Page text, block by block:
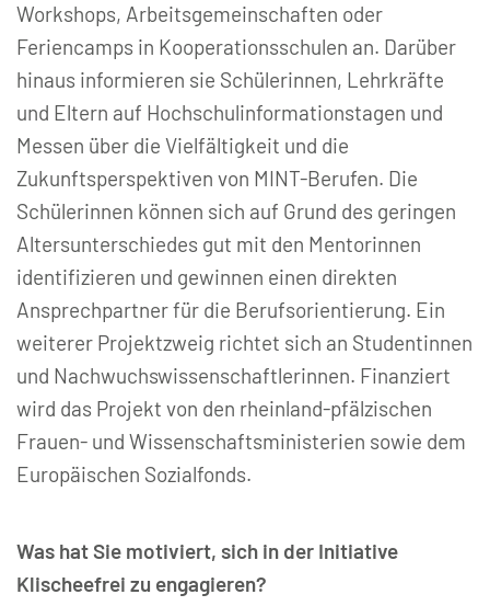
Workshops, Arbeitsgemeinschaften oder
Feriencamps in Kooperationsschulen an. Darüber
hinaus informieren sie Schülerinnen, Lehrkräfte
und Eltern auf Hochschulinformationstagen und
Messen über die Vielfältigkeit und die
Zukunftsperspektiven von MINT-Berufen. Die
Schülerinnen können sich auf Grund des geringen
Altersunterschiedes gut mit den Mentorinnen
identifizieren und gewinnen einen direkten
Ansprechpartner für die Berufsorientierung. Ein
weiterer Projektzweig richtet sich an Studentinnen
und Nachwuchswissenschaftlerinnen. Finanziert
wird das Projekt von den rheinland-pfälzischen
Frauen- und Wissenschaftsministerien sowie dem
Europäischen Sozialfonds.
Was hat Sie motiviert, sich in der Initiative
Klischeefrei zu engagieren?